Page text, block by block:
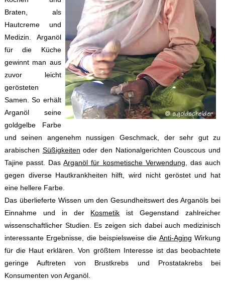
Braten, als
Hautcreme und
Medizin. Arganöl
für die Küche
gewinnt man aus
zuvor leicht
gerösteten
Samen. So erhält
Arganöl seine
goldgelbe Farbe
und seinen angenehm nussigen Geschmack, der sehr gut zu
arabischen Süßigkeiten oder den Nationalgerichten Couscous und
Tajine passt. DasArganöl für kosmetische Verwendung , das auch
gegen diverse Hautkrankheiten hilft, wird nicht geröstet und hat
eine hellere Farbe.
Das überlieferte Wissen um den Gesundheitswert des Arganöls bei
Einnahme und in der Kosmetik ist Gegenstand zahlreicher
wissenschaftlicher Studien. Es zeigen sich dabei auch medizinisch
interessante Ergebnisse, die beispielsweise die Anti-Aging Wirkung
für die Haut erklären. Von größtem Interesse ist das beobachtete
geringe Auftreten von Brustkrebs und Prostatakrebs bei
Konsumenten von Arganöl.